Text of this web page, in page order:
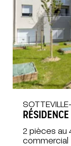
2 pièces au
commercial